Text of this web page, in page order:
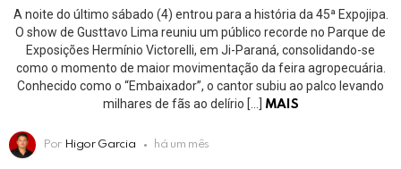
A noite do último sábado (4) entrou para a história da 45ª Expojipa.
O show de Gusttavo Lima reuniu um público recorde no Parque de
Exposições Hermínio Victorelli, em Ji-Paraná, consolidando-se
como o momento de maior movimentação da feira agropecuária.
Conhecido como o “Embaixador”, o cantor subiu ao palco levando
milhares de fãs ao delírio […]
MAIS
Por Higor Garcia há um mês